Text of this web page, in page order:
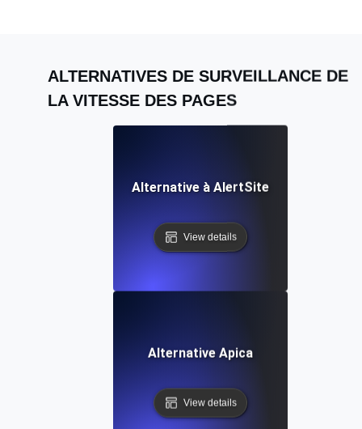
ALTERNATIVES DE SURVEILLANCE DE
LA VITESSE DES PAGES
Alternative à AlertSite
View details
Alternative Apica
View details